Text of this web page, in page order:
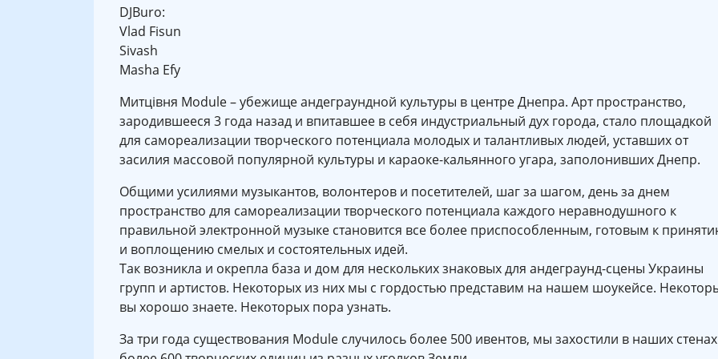
DJBuro:
Vlad Fisun
Sivash
Masha Efy
Митцiвня Module – убежище андеграундной культуры в центре Днепра. Арт пространство,
зародившееся 3 года назад и впитавшее в себя индустриальный дух города, стало площадкой
для самореализации творческого потенциала молодых и талантливых людей, уставших от
засилия массовой популярной культуры и караоке-кальянного угара, заполонивших Днепр.
Общими усилиями музыкантов, волонтеров и посетителей, шаг за шагом, день за днем
пространство для самореализации творческого потенциала каждого неравнодушного к
правильной электронной музыке становится все более приспособленным, готовым к
и воплощению смелых и состоятельных идей.
Так возникла и окрепла база и дом для нескольких знаковых для андеграунд-сцены Украины
групп и артистов. Некоторых из них мы с гордостью представим на нашем шоукейсе.
вы хорошо знаете. Некоторых пора узнать.
За три года существования Module случилось более 500 ивентов, мы захостили в наших стенах